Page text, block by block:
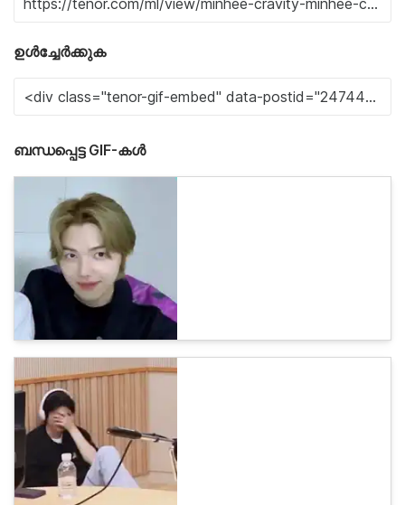
ഉൾച്ചേർക്കുക
ബന്ധപ്പെട്ട GIF-കൾ